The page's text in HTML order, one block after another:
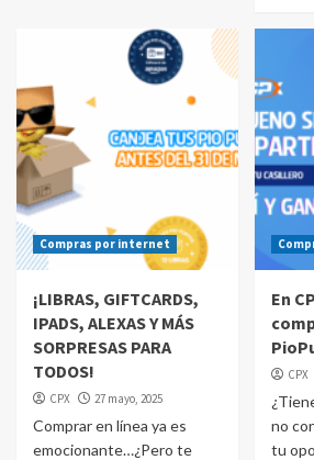
Compras por internet
¡LIBRAS, GIFTCARDS,
IPADS, ALEXAS Y MÁS
SORPRESAS PARA
TODOS!
CPX 27 mayo, 2025
Comprar en línea ya es
emocionante…¿Pero te
En
CPX
no
tu